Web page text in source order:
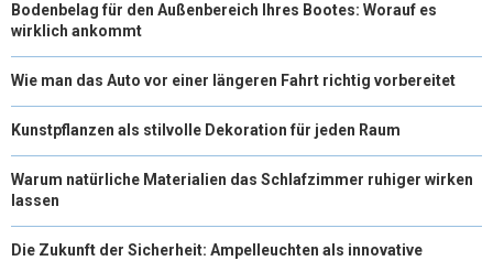
Bodenbelag für den Außenbereich Ihres Bootes: Worauf es
wirklich ankommt
Wie man das Auto vor einer längeren Fahrt richtig vorbereitet
Kunstpflanzen als stilvolle Dekoration für jeden Raum
Warum natürliche Materialien das Schlafzimmer ruhiger wirken
lassen
Die Zukunft der Sicherheit: Ampelleuchten als innovative